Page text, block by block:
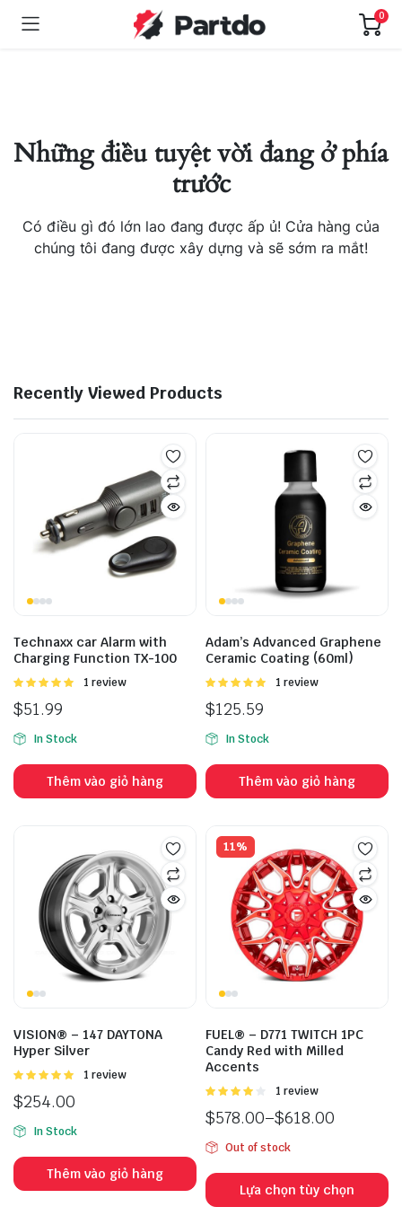
0
Những điều tuyệt vời đang ở phía
trước
Có điều gì đó lớn lao đang được ấp ủ! Cửa hàng của
chúng tôi đang được xây dựng và sẽ sớm ra mắt!
Recently Viewed Products
Technaxx car Alarm with
Charging Function TX-100
Được
5.005 sao
1 review
$51.99
In Stock
Thêm vào giỏ hàng
Adam’s Advanced Graphene
Ceramic Coating (60ml)
Được
5.005 sao
1 review
$125.59
In Stock
Thêm vào giỏ hàng
VISION® – 147 DAYTONA
Hyper Silver
Được
5.005 sao
1 review
$254.00
In Stock
Thêm vào giỏ hàng
11%
FUEL® – D771 TWITCH 1PC
Candy Red with Milled
Accents
Được
4.005
1 review
$578.00–$618.00
Out of stock
Lựa chọn tùy chọn